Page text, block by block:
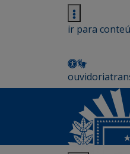
ir para
ouvidoria